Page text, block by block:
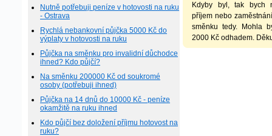
Nutně potřebuji peníze v hotovosti na ruku
- Ostrava
Rychlá nebankovní půjčka 5000 Kč do
výplaty v hotovosti na ruku
Půjčka na směnku pro invalidní důchodce
ihned? Kdo půjčí?
Na směnku 200000 Kč od soukromé
osoby (potřebuji ihned)
Půjčka na 14 dnů do 10000 Kč - peníze
okamžitě na ruku ihned
Kdo půjčí bez doložení příjmu hotovost na
ruku?
Kdyby byl, tak bych
příjem nebo
směnku tedy. Mohla
2000 Kč odhadem.